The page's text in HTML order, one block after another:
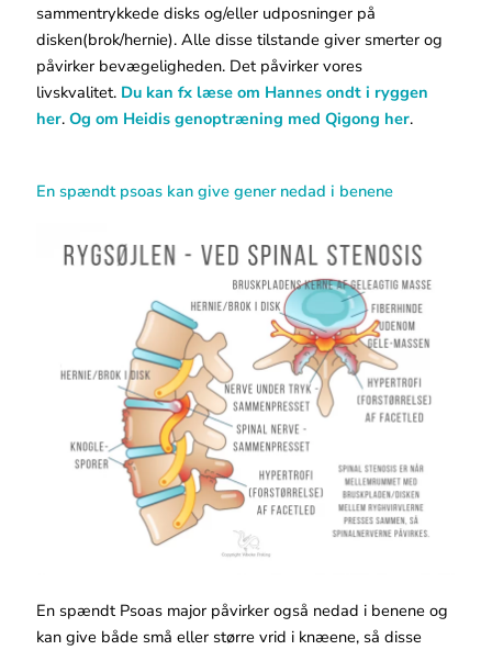
sammentrykkede disks og/eller udposninger på
disken(brok/hernie). Alle disse tilstande giver smerter og
påvirker bevægeligheden. Det påvirker vores
livskvalitet. Du kan fx læse om Hannes ondt i ryggen
her. Og om Heidis genoptræning med Qigong her.
En spændt psoas kan give gener nedad i benene
En spændt Psoas major påvirker også nedad i benene og
kan give både små eller større vrid i knæene, så disse